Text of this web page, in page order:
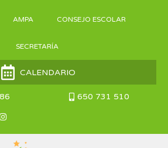
AMPA CONSEJO ESCOLAR
SECRETARÍA
CALENDARIO
650 731 510